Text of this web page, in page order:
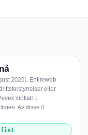
2026). Entireweb
eller
mottatt 1
Av disse 0
fint